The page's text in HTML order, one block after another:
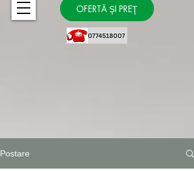
OFERTĂ ŞI PREŢ
Postare